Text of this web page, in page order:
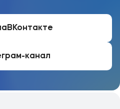
ВКонтакте
канал